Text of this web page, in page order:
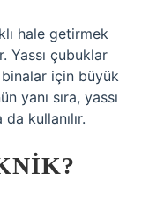
hale getirmek
Yassı çubuklar
için büyük
yanı sıra, yassı
kullanılır.